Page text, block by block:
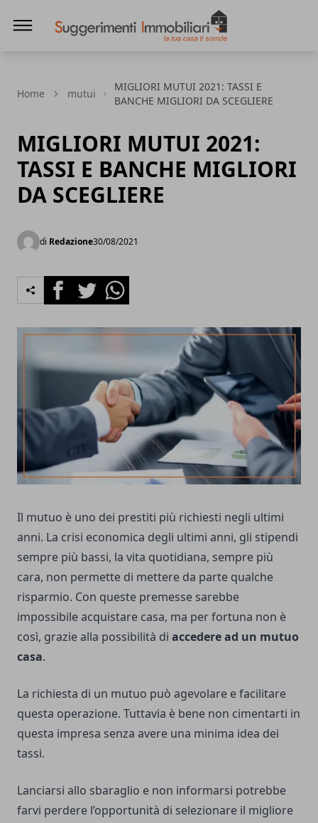
Home mutui
MIGLIORI MUTUI 2021: TASSI E
BANCHE MIGLIORI DA SCEGLIERE
MIGLIORI MUTUI 2021:
TASSI E BANCHE MIGLIORI
DA SCEGLIERE
di Redazione30/08/2021
FacebookTwitterWhatsapp
Il mutuo è uno dei prestiti più richiesti negli ultimi
anni. La crisi economica degli ultimi anni, gli stipendi
sempre più bassi, la vita quotidiana, sempre più
cara, non permette di mettere da parte qualche
risparmio. Con queste premesse sarebbe
impossibile acquistare casa, ma per fortuna non è
così, grazie alla possibilità di accedere ad un mutuo
casa.
La richiesta di un mutuo può agevolare e facilitare
questa operazione. Tuttavia è bene non cimentarti in
questa impresa senza avere una minima idea dei
tassi.
Lanciarsi allo sbaraglio e non informarsi potrebbe
farvi perdere l’opportunità di selezionare il migliore